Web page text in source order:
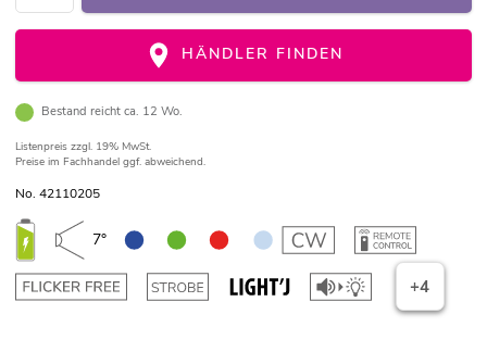
HÄNDLER FINDEN
Bestand reicht ca. 12 Wo.
Listenpreis zzgl. 19% MwSt.
Preise im Fachhandel ggf. abweichend.
No. 42110205
7°
+4